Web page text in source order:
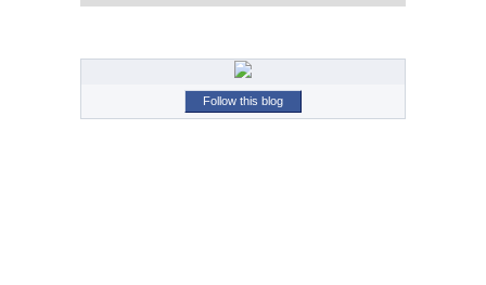
Follow this blog